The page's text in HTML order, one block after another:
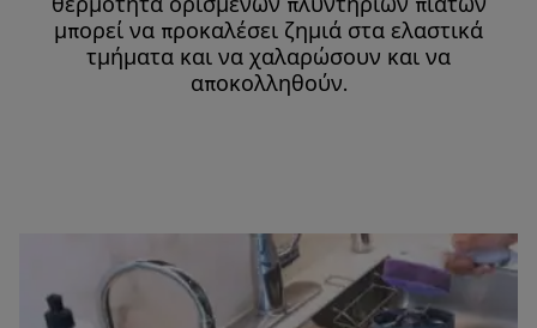
θερμότητα ορισμένων πλυντηρίων πιάτων
μπορεί να προκαλέσει ζημιά στα ελαστικά
τμήματα και να χαλαρώσουν και να
αποκολληθούν.